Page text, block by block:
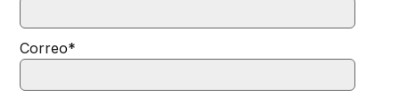
Correo*